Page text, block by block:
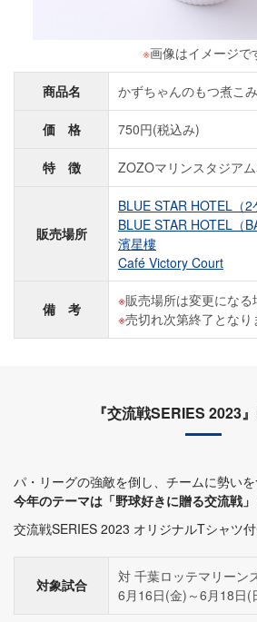
※画像はイメージで
商品名 かずちゃんのもつ煮こみ
価 格 750円(税込み)
特 徴 ZOZOマリンスタジア
販売場所
BLUE STAR HOTEL（2
BLUE STAR HOTEL（
濱星樓
Café Victory Court
備 考
販売場所は変更になる
売切れ次第終了となり
『交流戦SERIES 2023
パ・リーグの強敵を倒し、チームに勢いを
今年のテーマは「野球好きに贈る交流戦」
交流戦SERIES 2023 オリジナルTシャツ
対象試合
対 千葉ロッテマリーン
6月16日(金)～6月18日(